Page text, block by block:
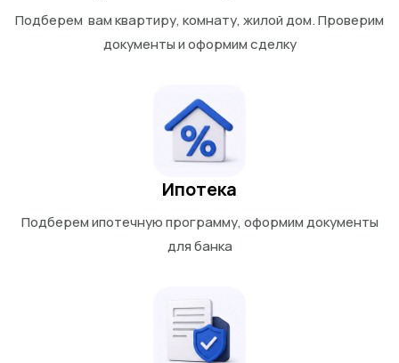
Подберем вам квартиру, комнату, жилой дом. Проверим
документы и оформим сделку
Ипотека
Подберем ипотечную программу, оформим документы
для банка